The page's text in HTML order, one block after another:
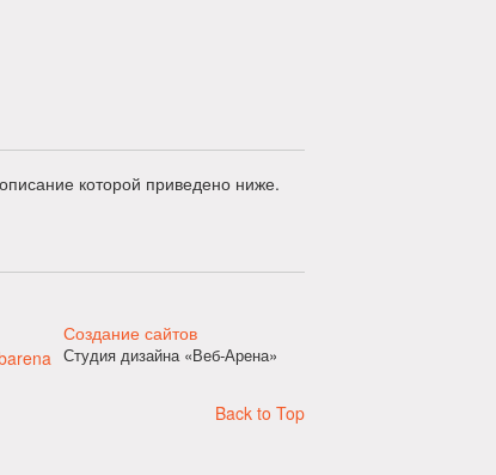
которой приведено ниже.
Создание сайтов
Студия дизайна «Веб-Арена»
Back to Top